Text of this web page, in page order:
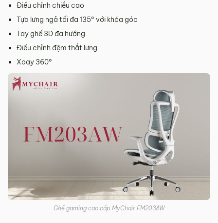
Điều chỉnh chiều cao
Tựa lưng ngả tối đa 135° với khóa góc
Tay ghế 3D đa hướng
Điều chỉnh đệm thắt lưng
Xoay 360°
Ghế gaming cao cấp MyChair FM203AW